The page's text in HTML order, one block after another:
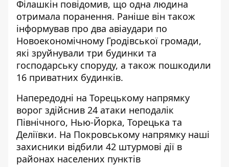
Філашкін повідомив, що одна людина
отримала поранення. Раніше він також
інформував про два авіаудари по
Новоекономічному Гродівської громади,
які зруйнували три будинки та
господарську споруду, а також пошкодили
16 приватних будинків.
Напередодні на Торецькому напрямку
ворог здійснив 24 атаки неподалік
Північного, Нью-Йорка, Торецька та
Деліївки. На Покровському напрямку наші
захисники відбили 42 штурмові дії в
районах населених пунктів